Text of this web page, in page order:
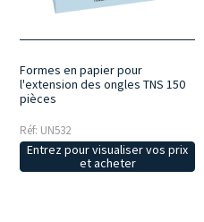
Formes en papier pour
l'extension des ongles TNS 150
pièces
Réf: UN532
Entrez pour visualiser vos prix
et acheter